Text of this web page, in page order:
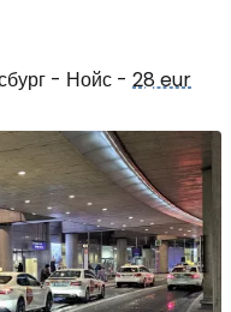
- Нойс - 28 eur